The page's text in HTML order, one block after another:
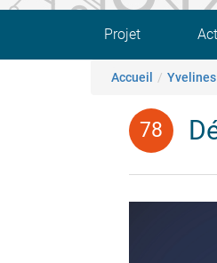
Main
Projet
Fil
Accueil Yvelines